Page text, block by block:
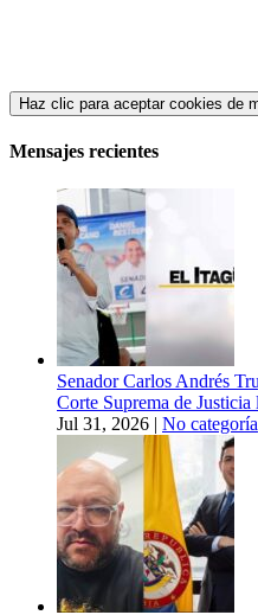
Haz clic para aceptar cookies de
Mensajes recientes
Senador Carlos Andrés
Corte Suprema de Justicia
Jul 31, 2026 | No categoría